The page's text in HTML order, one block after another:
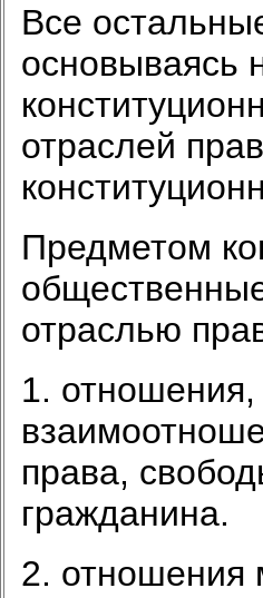
Все
основываясь
отраслей
Предметом
отраслью
1.
права,
гражданина.
2. отношения